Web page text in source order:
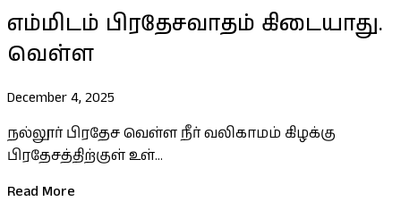
எம்மிடம் பிரதேசவாதம் கிடையாது.
வெள்ள
December 4, 2025
நல்லூர் பிரதேச வெள்ள நீர் வலிகாமம் கிழக்கு
பிரதேசத்திற்குள் உள்...
Read More